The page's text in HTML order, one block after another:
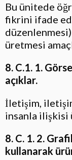
Bu ünitede
fikrini ifade
üretmesi
8. C.1. 1.
açıklar.
İletişim,
insanla ilişkisi
8. C. 1. 2.
kullanarak